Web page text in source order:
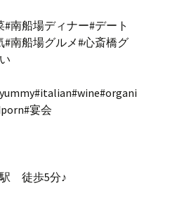
南船場ディナー#デート
南船場グルメ#心斎橋グ
宴会
徒歩5分♪